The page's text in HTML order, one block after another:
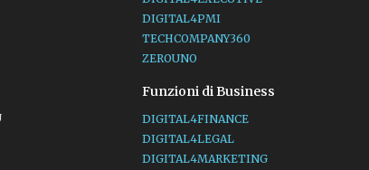
DIGITAL4PMI
TECHCOMPANY360
ZEROUNO
Funzioni di Business
DIGITAL4FINANCE
DIGITAL4LEGAL
DIGITAL4MARKETING